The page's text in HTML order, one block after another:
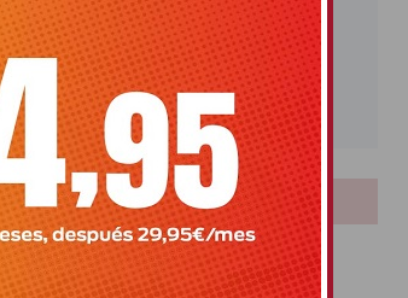
LOTERIAS
Bonoloto
Primitiva